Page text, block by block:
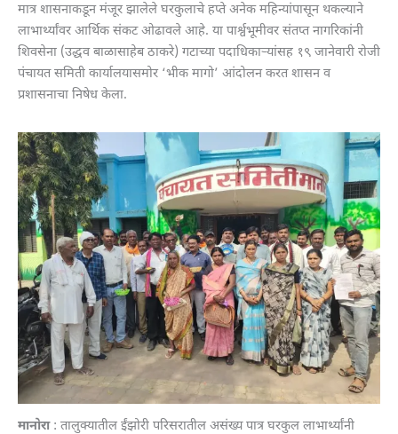
मात्र शासनाकडून मंजूर झालेले घरकुलाचे हप्ते अनेक महिन्यांपासून थकल्याने
लाभार्थ्यांवर आर्थिक संकट ओढावले आहे. या पार्श्वभूमीवर संतप्त नागरिकांनी
शिवसेना (उद्धव बाळासाहेब ठाकरे) गटाच्या पदाधिकाऱ्यांसह १९ जानेवारी रोजी
पंचायत समिती कार्यालयासमोर ‘भीक मागो’ आंदोलन करत शासन व
प्रशासनाचा निषेध केला.
मानोरा: तालुक्यातील ईंझोरी परिसरातील असंख्य पात्र घरकुल लाभार्थ्यांनी